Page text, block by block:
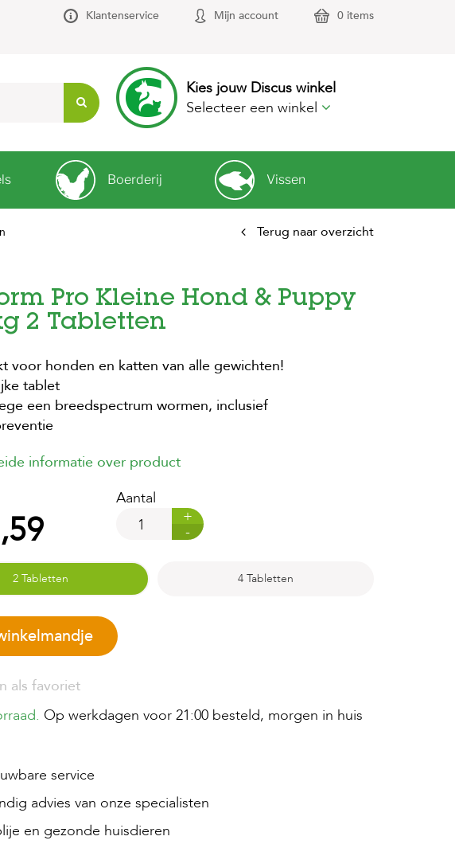
Klantenservice Mijn account 0 items
Kies jouw Discus winkel
Selecteer een winkel
Boerderij Vissen
Terug naar overzicht
Pro Kleine Hond & Puppy
2 Tabletten
voor honden en katten van alle gewichten!
tablet
een breedspectrum wormen, inclusief
informatie over product
Aantal
+
-
2 Tabletten 4 Tabletten
als favoriet
Op werkdagen voor 21:00 besteld, morgen in huis
service
advies van onze specialisten
en gezonde huisdieren